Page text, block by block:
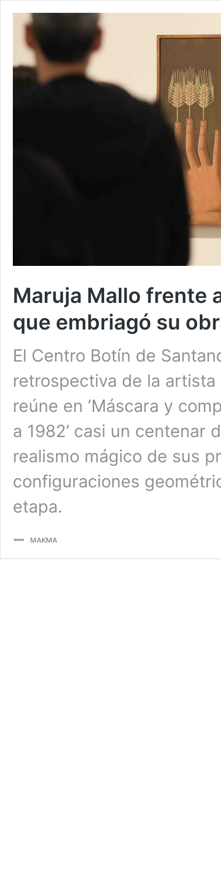
Maruja Mallo frente
que embriagó su
El Centro Botín de
retrospectiva de la
reúne en ‘Máscara y
a 1982’ casi un centenar
realismo mágico de sus
configuraciones
etapa.
MAKMA